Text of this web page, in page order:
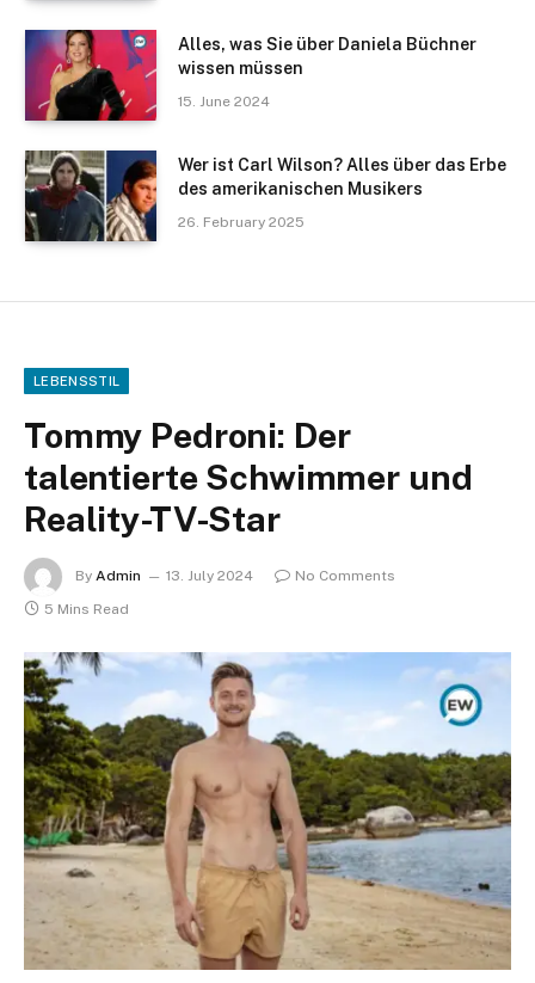
Alles, was Sie über Daniela Büchner
wissen müssen
15. June 2024
Wer ist Carl Wilson? Alles über das Erbe
des amerikanischen Musikers
26. February 2025
LEBENSSTIL
Tommy Pedroni: Der
talentierte Schwimmer und
Reality-TV-Star
By Admin 13. July 2024
No Comments
5 Mins Read